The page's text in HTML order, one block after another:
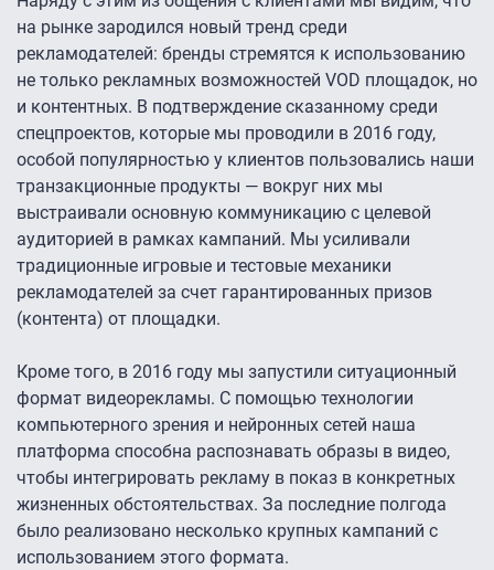
на рынке зародился новый тренд среди
рекламодателей: бренды стремятся к использованию
не только рекламных возможностей VOD площадок, но
и контентных. В подтверждение сказанному среди
спецпроектов, которые мы проводили в 2016 году,
особой популярностью у клиентов пользовались наши
транзакционные продукты — вокруг них мы
выстраивали основную коммуникацию с целевой
аудиторией в рамках кампаний. Мы усиливали
традиционные игровые и тестовые механики
рекламодателей за счет гарантированных призов
(контента) от площадки.
Кроме того, в 2016 году мы запустили ситуационный
формат видеорекламы. С помощью технологии
компьютерного зрения и нейронных сетей наша
платформа способна распознавать образы в видео,
чтобы интегрировать рекламу в показ в конкретных
жизненных обстоятельствах. За последние полгода
было реализовано несколько крупных кампаний с
использованием этого формата.